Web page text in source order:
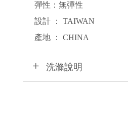
彈性：無彈性
設計 ： TAIWAN
產地 ： CHINA
洗滌說明